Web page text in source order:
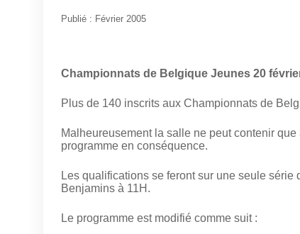
Publié : Février 2005
Championnats de Belgique Jeunes 20
Plus de 140 inscrits aux Championnats de
Malheureusement la salle ne peut contenir
programme en conséquence.
Les qualifications se feront sur une seule
Benjamins à 11H.
Le programme est modifié comme suit :